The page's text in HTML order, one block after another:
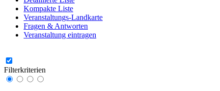
Kompakte Liste
Veranstaltungs-Landkarte
Fragen & Antworten
Veranstaltung eintragen
Filterkriterien